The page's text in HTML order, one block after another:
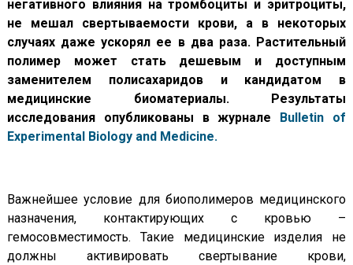
негативного влияния на тромбоциты и эритроциты,
не мешал свертываемости крови, а в некоторых
случаях даже ускорял ее в два раза. Растительный
полимер может стать дешевым и доступным
заменителем полисахаридов и кандидатом в
медицинские биоматериалы. Результаты
исследования опубликованы в журнале
Bulletin of
Experimental Biology and Medicine.
Важнейшее условие для биополимеров медицинского
назначения, контактирующих с кровью –
гемосовместимость. Такие медицинские изделия не
должны активировать свертывание крови,